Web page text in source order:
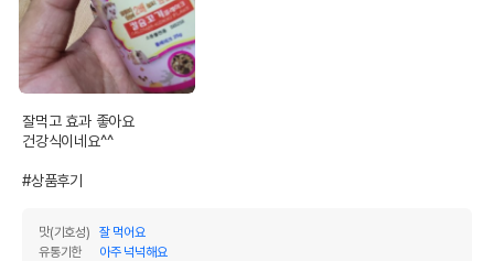
유통기한
잘먹고 효과 좋아요
건강식이네요^^
#상품후기
맛(기호성)
잘 먹어요
유통기한
아주 넉넉해요